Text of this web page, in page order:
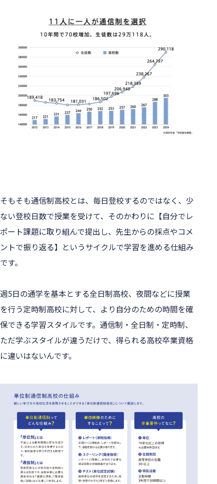
そもそも通信制高校とは、毎日登校するのではなく、少
ない登校日数で授業を受けて、そのかわりに【自分でレ
ポート課題に取り組んで提出し、先生からの採点やコメ
ントで振り返る】というサイクルで学習を進める仕組み
です。
週5日の通学を基本とする全日制高校、夜間などに授業
を行う定時制高校に対して、より自分のための時間を確
保できる学習スタイルです。通信制・全日制・定時制、
ただ学ぶスタイルが違うだけで、得られる高校卒業資格
に違いはないんです。